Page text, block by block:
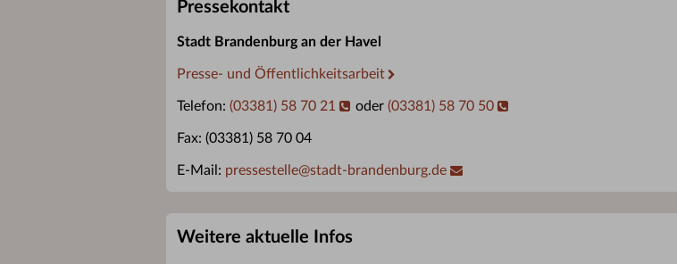
Pressekontakt
Stadt Brandenburg an der Havel
Presse- und Öffentlichkeitsarbeit
Telefon: (03381) 58 70 21 oder (03381) 58 70 50
Fax: (03381) 58 70 04
E-Mail: pressestelle@stadt-brandenburg.de
Weitere aktuelle Infos